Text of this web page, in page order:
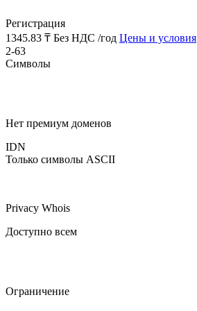
Регистрация
1345.83 ₸ Без НДС /год Цены и условия
2-63
Символы
Нет премиум доменов
IDN
Только символы ASCII
Privacy Whois
Доступно всем
Ограничение